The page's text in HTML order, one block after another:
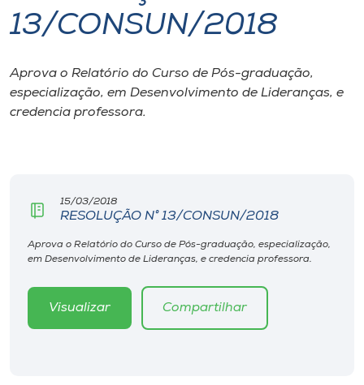
I.nova
Diplomados
Rádio
13/CONSUN/2018
Aprova o Relatório do Curso de Pós-graduação,
especialização, em Desenvolvimento de Lideranças, e
credencia professora.
15/03/2018
RESOLUÇÃO N° 13/CONSUN/2018
Aprova o Relatório do Curso de Pós-graduação, especialização,
em Desenvolvimento de Lideranças, e credencia professora.
Visualizar Compartilhar